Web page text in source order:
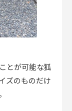
とが可能な狐
ズのものだけ